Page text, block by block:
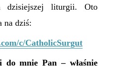
dzisiejszej liturgii. Oto
na dziś:
c/CatholicSurgut
do mnie Pan – właśnie